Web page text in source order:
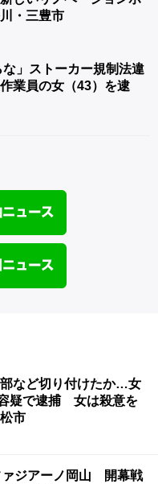
・三豊市
な」ストーカー規制法違
業員の女（43）を逮
など切り付けたか…女
疑で逮捕 女は殺意を
市
ァジアーノ岡山 開幕戦